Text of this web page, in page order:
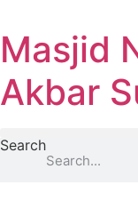
Masjid
Akbar
Search